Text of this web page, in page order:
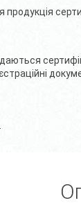
продукція